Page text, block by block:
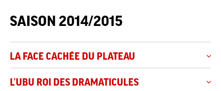
SAISON 2014/2015
LA FACE CACHÉE DU PLATEAU
L’UBU ROI DES DRAMATICULES